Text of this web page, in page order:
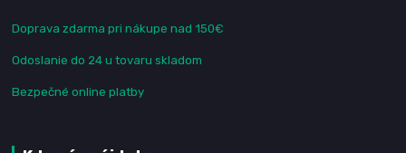
Doprava zdarma pri nákupe nad 150€
Odoslanie do 24 u tovaru skladom
Bezpečné online platby